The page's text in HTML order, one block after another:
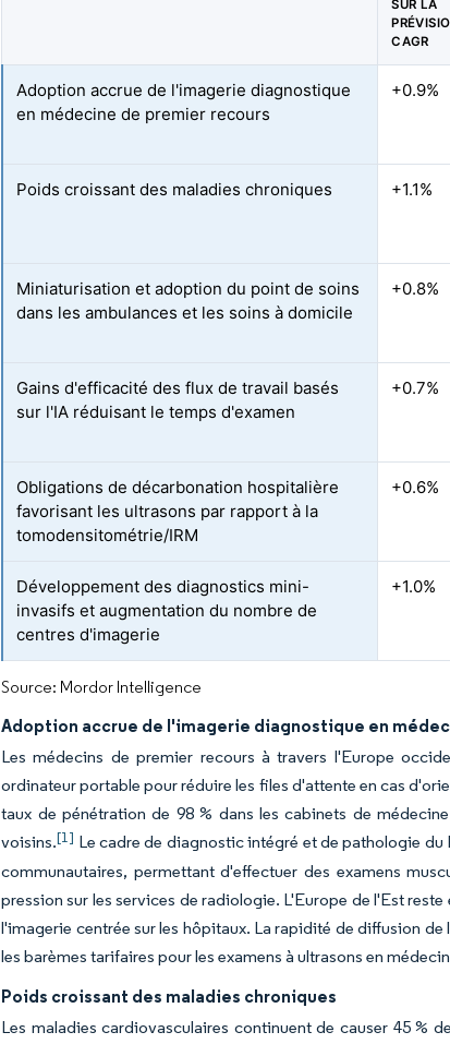
SUR LA
CAGR
Adoption accrue de l'imagerie diagnostique
en médecine de premier recours
+0.9%
Poids croissant des maladies chroniques +1.1%
Miniaturisation et adoption du point de soins
dans les ambulances et les soins à domicile
+0.8%
Gains d'efficacité des flux de travail basés
sur l'IA réduisant le temps d'examen
+0.7%
Obligations de décarbonation hospitalière
favorisant les ultrasons par rapport à la
tomodensitométrie/IRM
+0.6%
Développement des diagnostics mini-
invasifs et augmentation du nombre de
centres d'imagerie
+1.0%
Source: Mordor Intelligence
Adoption accrue de l'imagerie diagnostique en
Les médecins de premier recours à travers l'Europe
ordinateur portable pour réduire les files d'attente en cas
taux de pénétration de 98 % dans les cabinets de
voisins.[1] Le cadre de diagnostic intégré et de pathologie
communautaires, permettant d'effectuer des examens
pression sur les services de radiologie. L'Europe de l'Est
l'imagerie centrée sur les hôpitaux. La rapidité de diffusion
les barèmes tarifaires pour les examens à ultrasons en
Poids croissant des maladies chroniques
Les maladies cardiovasculaires continuent de causer 45 %